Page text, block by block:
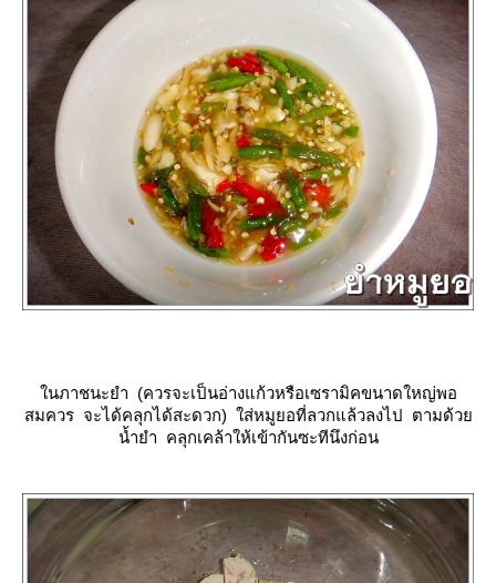
นภาชนะยำ (ควรจะเป็นอ่างแก้วหรือเซรามิคขนาดใหญ่พอ
สมควร จะได้คลุกได้สะดวก) ใส่หมูยอที่ลวกแล้วลงไป ตามด้ว
น้ำยำ คลุกเคล้าให้เข้ากันซะทีนึงก่อน